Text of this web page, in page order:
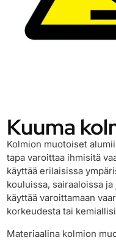
Kuuma
Kolmion muotoiset
tapa varoittaa ihmisitä
käyttää erilaisissa
kouluissa, sairaaloissa
käyttää varoittamaan
korkeudesta tai
Materiaalina kolmion